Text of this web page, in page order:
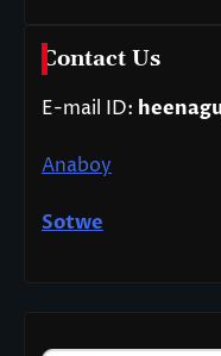
Contact Us
E-mail ID:
Anaboy
Sotwe